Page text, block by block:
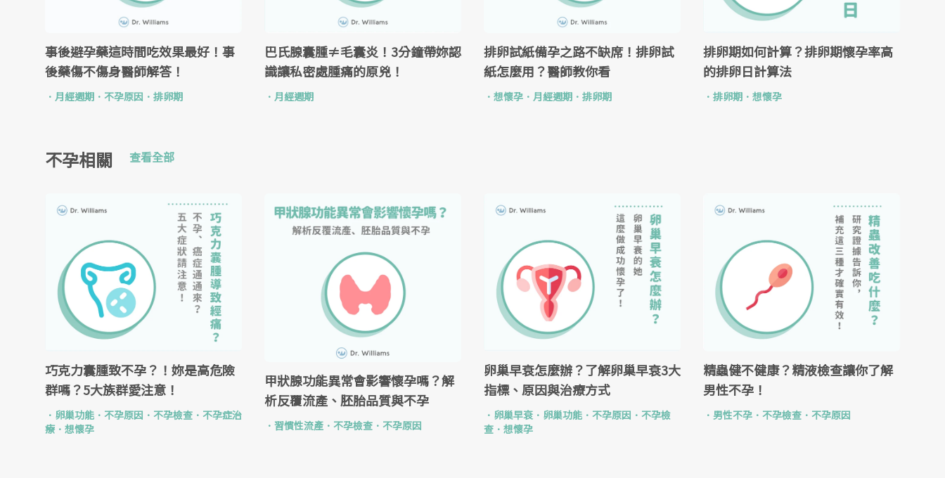
事後避孕藥這時間吃效果最好！事
後藥傷不傷身醫師解答！
． 月經週期 ． 不孕原因 ． 排卵期
巴氏腺囊腫≠毛囊炎！3分鐘帶妳認
識讓私密處腫痛的原兇！
． 月經週期
排卵試紙備孕之路不缺席！排卵試
紙怎麼用？醫師教你看
． 想懷孕 ． 月經週期 ． 排卵期
排卵期如何計算？排卵期懷孕率高
的排卵日計算法
． 排卵期 ． 想懷孕
不孕相關 查看全部
巧克力囊腫致不孕？！妳是高危險
群嗎？5大族群愛注意！
． 卵巢功能 ． 不孕原因 ． 不孕檢查 ． 不孕症治
療． 想懷孕
甲狀腺功能異常會影響懷孕嗎？解
析反覆流產、胚胎品質與不孕
． 習慣性流產 ． 不孕檢查 ． 不孕原因
卵巢早衰怎麼辦？了解卵巢早衰3大
指標、原因與治療方式
． 卵巢早衰 ． 卵巢功能 ． 不孕原因 ． 不孕檢
查 ． 想懷孕
精蟲健不健康？精液檢查讓你了解
男性不孕！
． 男性不孕 ． 不孕檢查 ． 不孕原因